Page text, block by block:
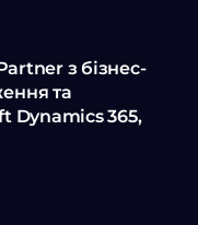
з бізнес-
та
Dynamics 365,